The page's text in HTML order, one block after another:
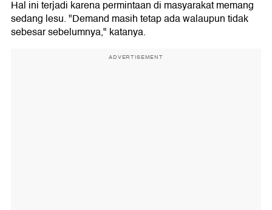
Hal ini terjadi karena permintaan di masyarakat memang
sedang lesu. "Demand masih tetap ada walaupun tidak
sebesar sebelumnya," katanya.
ADVERTISEMENT